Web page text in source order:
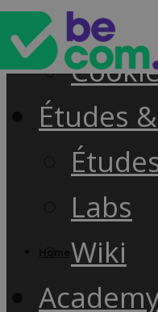
Études
Labs
Wiki